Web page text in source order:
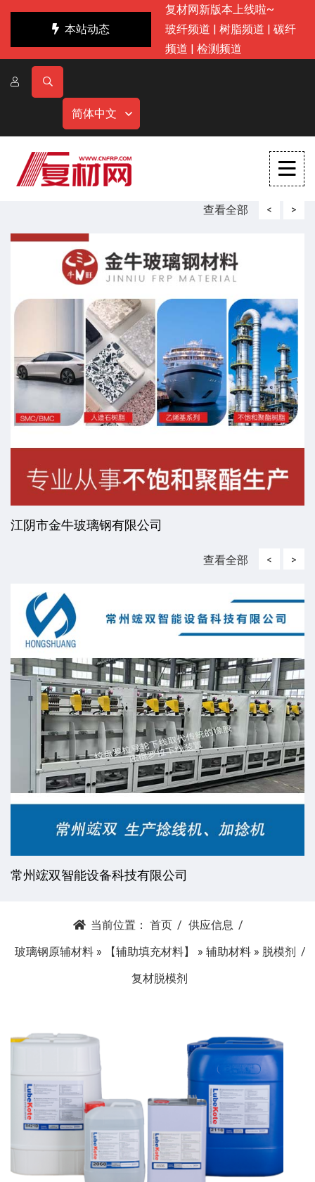
本站动态
复材网新版本上线啦~
玻纤频道 | 树脂频道 | 碳纤
频道 | 检测频道
简体中文
查看全部 <
江阴市金牛玻璃钢有限公司
>
查看全部 <
常州竤双智能设备科技有限公司
>
当前位置： 首页
供应信息
玻璃钢原辅材料» 【辅助填充材料】 » 辅助材料» 脱模剂
复材脱模剂